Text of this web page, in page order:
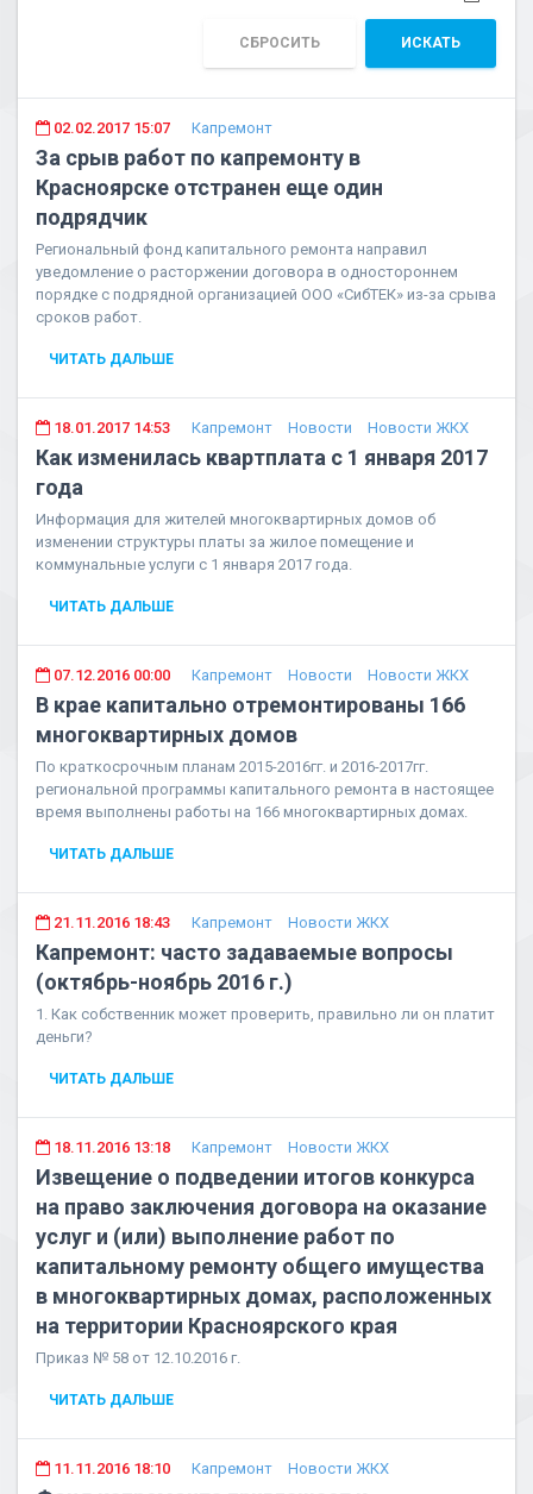
СБРОСИТЬ ИСКАТЬ
02.02.2017 15:07 Капремонт
За срыв работ по капремонту в
Красноярске отстранен еще один
подрядчик
Региональный фонд капитального ремонта направил
уведомление о расторжении договора в одностороннем
порядке с подрядной организацией ООО «СибТЕК» из-за срыва
сроков работ.
ЧИТАТЬ ДАЛЬШЕ
18.01.2017 14:53 Капремонт Новости Новости ЖКХ
Как изменилась квартплата с 1 января 2017
года
Информация для жителей многоквартирных домов об
изменении структуры платы за жилое помещение и
коммунальные услуги с 1 января 2017 года.
ЧИТАТЬ ДАЛЬШЕ
07.12.2016 00:00 Капремонт Новости Новости ЖКХ
В крае капитально отремонтированы 166
многоквартирных домов
По краткосрочным планам 2015-2016гг. и 2016-2017гг.
региональной программы капитального ремонта в настоящее
время выполнены работы на 166 многоквартирных домах.
ЧИТАТЬ ДАЛЬШЕ
21.11.2016 18:43 Капремонт Новости ЖКХ
Капремонт: часто задаваемые вопросы
(октябрь-ноябрь 2016 г.)
1. Как собственник может проверить, правильно ли он платит
деньги?
ЧИТАТЬ ДАЛЬШЕ
18.11.2016 13:18 Капремонт Новости ЖКХ
Извещение о подведении итогов конкурса
на право заключения договора на оказание
услуг и (или) выполнение работ по
капитальному ремонту общего имущества
в многоквартирных домах, расположенных
на территории Красноярского края
Приказ № 58 от 12.10.2016 г.
ЧИТАТЬ ДАЛЬШЕ
11.11.2016 18:10 Капремонт Новости ЖКХ